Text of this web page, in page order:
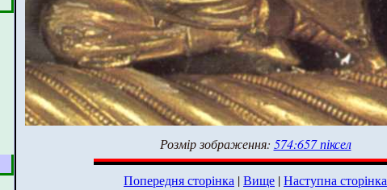
Розмір зображення: 574:657 піксел
Попередня сторінка |Вище |Наступна сторінка